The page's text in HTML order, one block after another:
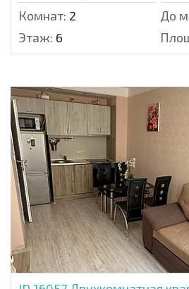
Комнат: 2 До
Этаж: 6